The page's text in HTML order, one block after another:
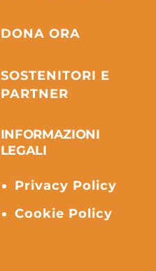
DONA ORA
SOSTENITORI E
PARTNER
INFORMAZIONI
LEGALI
Privacy Policy
Cookie Policy